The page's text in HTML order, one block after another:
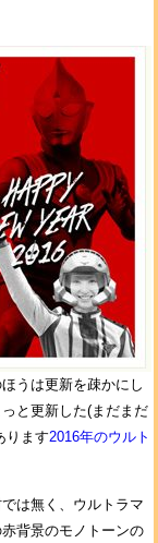
うは更新を疎かにし
と更新した(まだまだ
ります2016年のウルト
は無く、ウルトラマ
背景のモノトーンの